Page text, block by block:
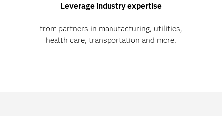
Leverage industry expertise
from partners in manufacturing, utilities,
health care, transportation and more.